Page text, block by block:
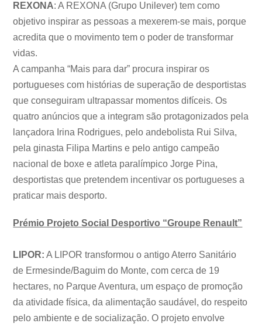
REXONA: A REXONA (Grupo Unilever) tem como
objetivo inspirar as pessoas a mexerem-se mais, porque
acredita que o movimento tem o poder de transformar
vidas.
A campanha “Mais para dar” procura inspirar os
portugueses com histórias de superação de desportistas
que conseguiram ultrapassar momentos difíceis. Os
quatro anúncios que a integram são protagonizados pela
lançadora Irina Rodrigues, pelo andebolista Rui Silva,
pela ginasta Filipa Martins e pelo antigo campeão
nacional de boxe e atleta paralímpico Jorge Pina,
desportistas que pretendem incentivar os portugueses a
praticar mais desporto.
Prémio Projeto Social Desportivo “Groupe Renault”
LIPOR: A LIPOR transformou o antigo Aterro Sanitário
de Ermesinde/Baguim do Monte, com cerca de 19
hectares, no Parque Aventura, um espaço de promoção
da atividade física, da alimentação saudável, do respeito
pelo ambiente e de socialização. O projeto envolve